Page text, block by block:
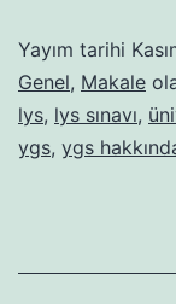
Yayım tarihi
Genel, Makale
lys, lys sınavı,
ygs, ygs